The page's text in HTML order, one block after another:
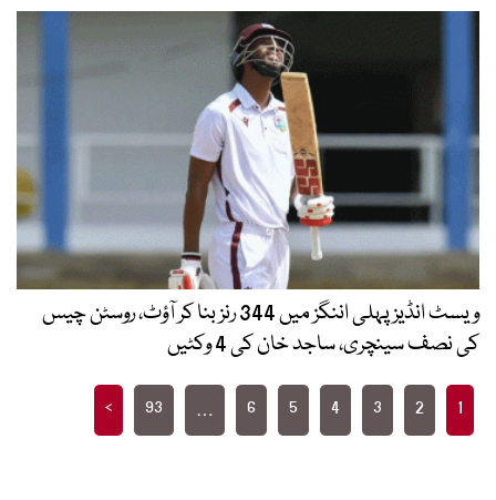
ویسٹ انڈیز پہلی اننگز میں 344 رنز بنا کر آؤٹ، روسٹن چیس
کی نصف سینچری، ساجد خان کی 4 وکٹیں
Posts
pagination
1
2
3
4
5
6
…
93
>